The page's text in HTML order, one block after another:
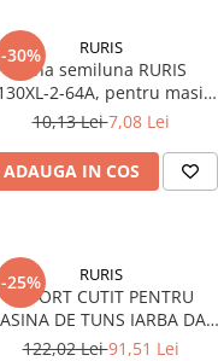
-30% RURIS
Pana semiluna RURIS
2-64A, pentru masina
tuns iarba Ruris DAC 130XL
10,13 Lei7,08 Lei
ADAUGA IN COS
-25% RURIS
SUPORT CUTIT PENTRU
DE TUNS IARBA DAC
RURIS PS130XL-1-
122,02 Lei91,51 Lei